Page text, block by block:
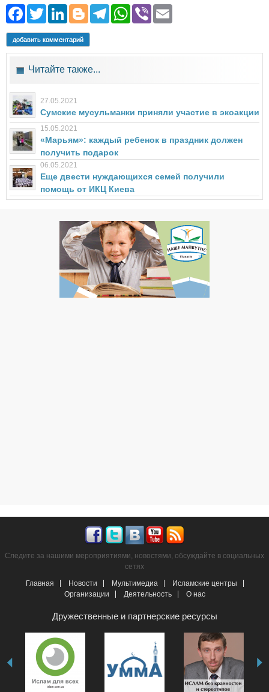
Facebook
Twitter
LinkedIn
Blogger
Telegram
WhatsApp
Viber
добавить комментарий
Читайте также...
27.05.2021
Сумские мусульманки приняли участие в экоакции
15.05.2021
«Марьям»: каждый ребенок в праздник должен
получить подарок
06.05.2021
Еще двести нуждающихся семей получили
помощь от ИКЦ Киева
Следите за нашими мероприятиями, новостями, обсуждайте в социальных
сетях
Главная
Новости Мультимедиа
Исламские центры
Организации
Деятельность О нас
Дружественные и партнерские ресурсы